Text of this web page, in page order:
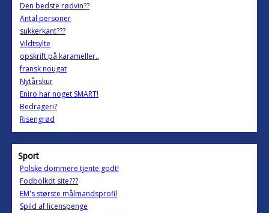
Den bedste rødvin??
Antal personer
sukkerkant???
Vildtsylte
opskrift på karameller..
fransk nougat
Nytårskur
Eniro har noget SMART!
Bedrageri?
Risengrød
Sport
Polske dommere tjente godt!
Fodbolkdt site???
EM's største målmandsprofil
Spild af licenspenge